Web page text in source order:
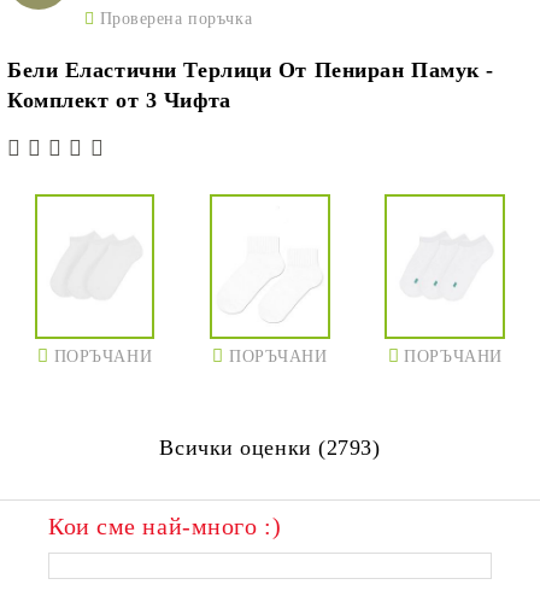
Проверена поръчка
Бели Еластични Терлици От Пениран Памук -
Комплект от 3 Чифта
ПОРЪЧАНИ ПОРЪЧАНИ ПОРЪЧАНИ
Всички оценки (2793)
Кои сме най-много :)